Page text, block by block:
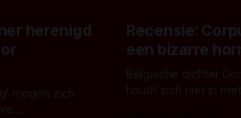
herenigd
mogen zich
Recensie:
een bizarre
Belgische dichter
houdt zich niet in